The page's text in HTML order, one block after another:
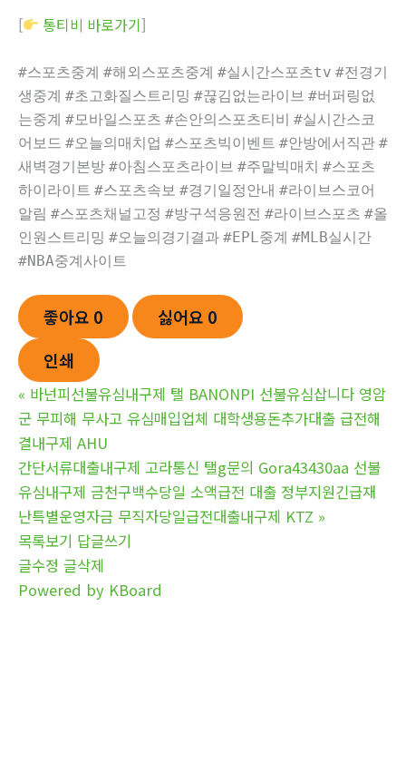
[ 통티비 바로가기]
#스포츠중계 #해외스포츠중계 #실시간스포츠tv #전경기
생중계 #초고화질스트리밍 #끊김없는라이브 #버퍼링없
는중계 #모바일스포츠 #손안의스포츠티비 #실시간스코
어보드 #오늘의매치업 #스포츠빅이벤트 #안방에서직관 #
새벽경기본방 #아침스포츠라이브 #주말빅매치 #스포츠
하이라이트 #스포츠속보 #경기일정안내 #라이브스코어
알림 #스포츠채널고정 #방구석응원전 #라이브스포츠 #올
인원스트리밍 #오늘의경기결과 #EPL중계 #MLB실시간
#NBA중계사이트
좋아요 0 싫어요 0
인쇄
« 바넌피선불유심내구제 탤 BANONPI 선불유심삽니다 영암
군 무피해 무사고 유심매입업체 대학생용돈추가대출 급전해
결내구제 AHU
간단서류대출내구제 고라통신 탤g문의 Gora43430aa 선불
유심내구제 금천구백수당일 소액급전 대출 정부지원긴급재
난특별운영자금 무직자당일급전대출내구제 KTZ »
목록보기 답글쓰기
글수정 글삭제
Powered by KBoard